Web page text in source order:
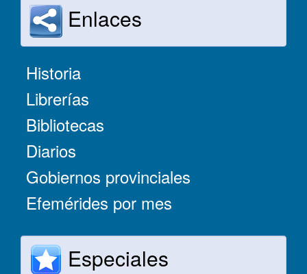
Enlaces
Historia
Librerías
Bibliotecas
Diarios
Gobiernos provinciales
Efemérides por mes
Especiales